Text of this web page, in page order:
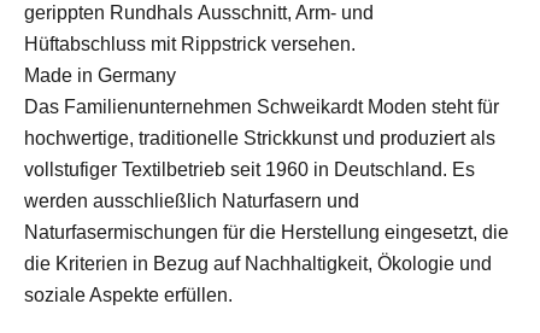
gerippten Rundhals Ausschnitt, Arm- und
Hüftabschluss mit Rippstrick versehen.
Made in Germany
Das Familienunternehmen Schweikardt Moden steht für
hochwertige, traditionelle Strickkunst und produziert als
vollstufiger Textilbetrieb seit 1960 in Deutschland. Es
werden ausschließlich Naturfasern und
Naturfasermischungen für die Herstellung eingesetzt, die
die Kriterien in Bezug auf Nachhaltigkeit, Ökologie und
soziale Aspekte erfüllen.